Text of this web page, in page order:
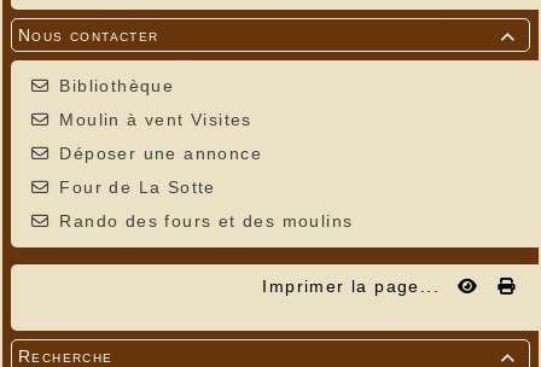

Nous contacter
Bibliothèque
Moulin à vent Visites
Déposer une annonce
Four de La Sotte
Rando des fours et des moulins
Imprimer la page...

Recherche